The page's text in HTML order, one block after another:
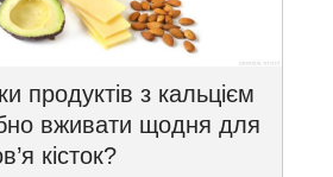
продуктів з кальцієм
вживати щодня для
кісток?